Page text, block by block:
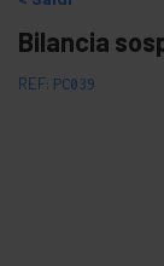
Bilancia
REF: PC039